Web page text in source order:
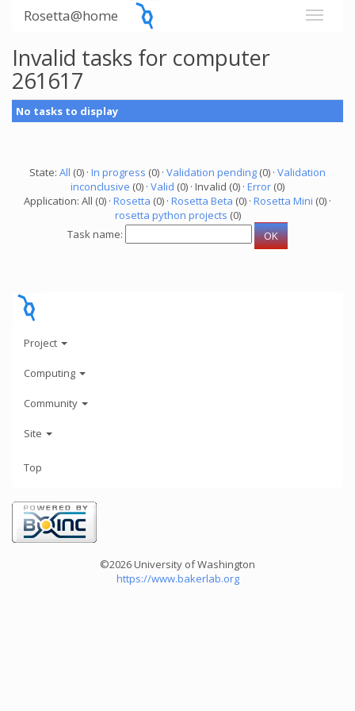
Rosetta@home
Invalid tasks for computer
261617
No tasks to display
State: All (0) · In progress (0) · Validation pending (0) · Validation
inconclusive (0) · Valid (0) · Invalid (0) · Error (0)
Application: All (0) · Rosetta (0) · Rosetta Beta (0) · Rosetta Mini (0) ·
rosetta python projects (0)
Task name:
Project
Computing
Community
Site
Top
©2026 University of Washington
https://www.bakerlab.org